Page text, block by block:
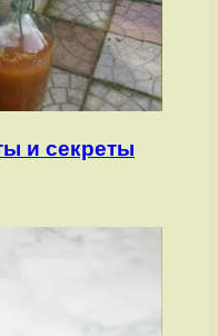
и секреты